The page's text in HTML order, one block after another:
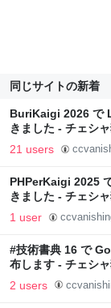
同じサイトの新着
BuriKaigi 2026 で
きました - チェシ
21 users
PHPerKaigi 2025
きました - チェシ
1 user
#技術書典 16 で
布します - チェシ
2 users